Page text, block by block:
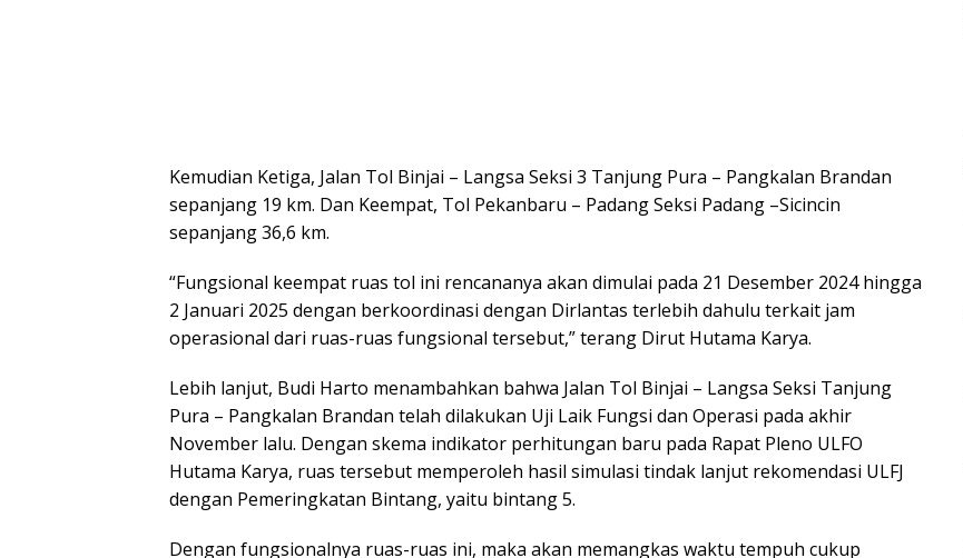
Kemudian Ketiga, Jalan Tol Binjai – Langsa Seksi 3 Tanjung Pura – Pangkalan Brandan
sepanjang 19 km. Dan Keempat, Tol Pekanbaru – Padang Seksi Padang –Sicincin
sepanjang 36,6 km.
“Fungsional keempat ruas tol ini rencananya akan dimulai pada 21 Desember 2024 hingga
2 Januari 2025 dengan berkoordinasi dengan Dirlantas terlebih dahulu terkait jam
operasional dari ruas-ruas fungsional tersebut,” terang Dirut Hutama Karya.
Lebih lanjut, Budi Harto menambahkan bahwa Jalan Tol Binjai – Langsa Seksi Tanjung
Pura – Pangkalan Brandan telah dilakukan Uji Laik Fungsi dan Operasi pada akhir
November lalu. Dengan skema indikator perhitungan baru pada Rapat Pleno ULFO
Hutama Karya, ruas tersebut memperoleh hasil simulasi tindak lanjut rekomendasi ULFJ
dengan Pemeringkatan Bintang, yaitu bintang 5.
Dengan fungsionalnya ruas-ruas ini, maka akan memangkas waktu tempuh cukup